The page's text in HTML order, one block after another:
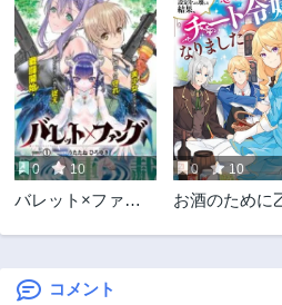
0 10
バレット×ファン
0 10
お酒のために
嬢がチート令
コメント